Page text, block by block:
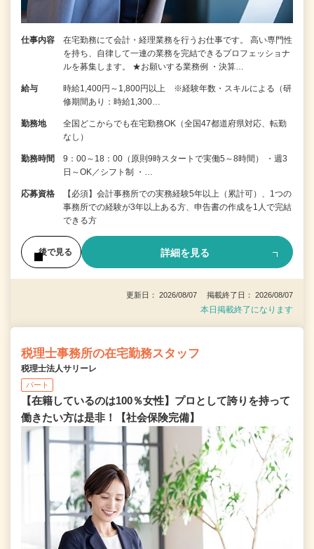
仕事内容
在宅勤務にて会計・経理業務を行うお仕事です。 高い専門性
を持ち、自律して一連の業務を完結できるプロフェッショナ
ルを募集します。 ★お願いする業務例 ・決算…
給与
時給1,400円～1,800円以上 ※経験年数・スキルによる（研
修期間あり：時給1,300…
勤務地
全国どこからでも在宅勤務OK（全国47都道府県対応、転勤
なし）
勤務時間
9：00～18：00（原則9時スタートで実働5～8時間） ・週3
日～OK／シフト制 ・…
応募資格
【必須】会計事務所での実務経験5年以上（累計可）、1つの
事務所での経験が3年以上ある方、申告書の作成を1人で完結
できる方
後で見る 詳細を見る
更新日： 2026/08/07 掲載終了日： 2026/08/07
本日掲載終了になります
税理士事務所の在宅勤務スタッフ
税理士法人サリーレ
パート
【在籍しているのは100％女性】プロとして誇りを持って
働きたい方は是非！【社会保険完備】